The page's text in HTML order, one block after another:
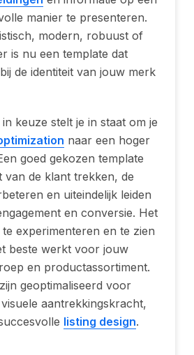
manier te presenteren.
modern, robuust of
is nu een template dat
de identiteit van jouw merk
keuze stelt je in staat om je
naar een hoger
goed gekozen template
van de klant trekken, de
en uiteindelijk leiden
en conversie. Het
experimenteren en te zien
beste werkt voor jouw
en productassortiment.
geoptimaliseerd voor
aantrekkingskracht,
listing design.